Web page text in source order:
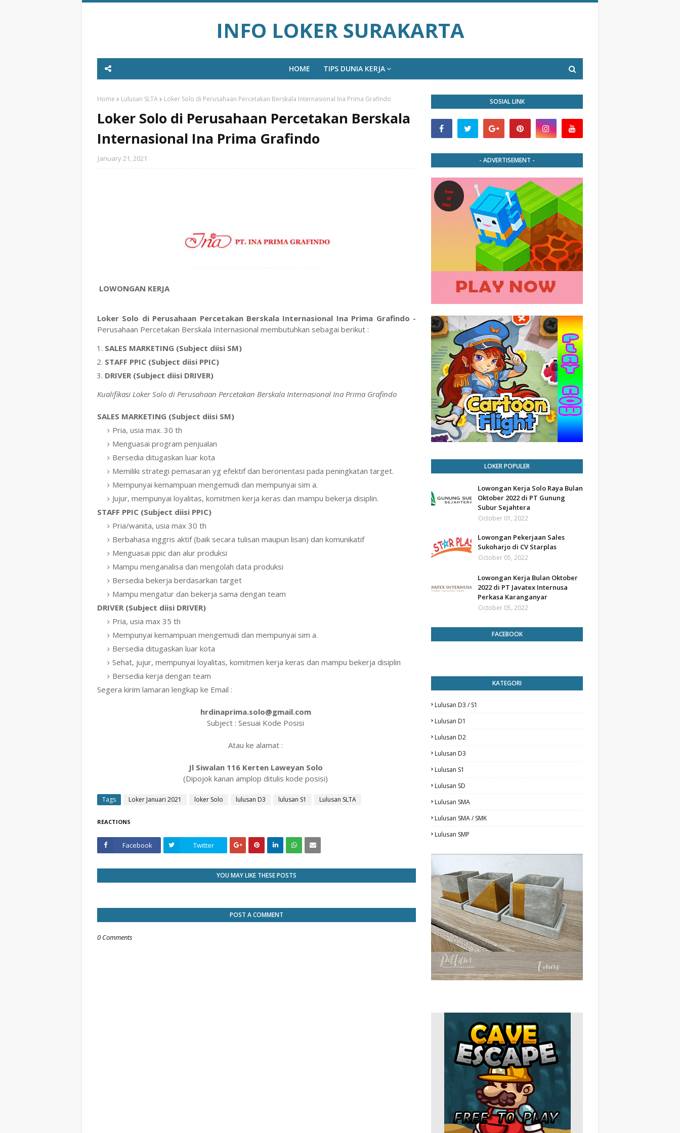
INFO LOKER SURAKARTA
HOME TIPS DUNIA KERJA
Home Lulusan SLTA Loker Solo di Perusahaan Percetakan Berskala Internasional Ina Prima Grafindo
Loker Solo di Perusahaan Percetakan Berskala
Internasional Ina Prima Grafindo
January 21, 2021
LOWONGAN KERJA
Loker Solo di Perusahaan Percetakan Berskala Internasional Ina Prima Grafindo -
Perusahaan Percetakan Berskala Internasional membutuhkan sebagai berikut :
SALES MARKETING (Subject diisi SM)
STAFF PPIC (Subject diisi PPIC)
DRIVER (Subject diisi DRIVER)
Kualifikasi Loker Solo di Perusahaan Percetakan Berskala Internasional Ina Prima Grafindo
SALES MARKETING (Subject diisi SM)
Pria, usia max. 30 th
Menguasai program penjualan
Bersedia ditugaskan luar kota
Memiliki strategi pemasaran yg efektif dan berorientasi pada peningkatan target.
Mempunyai kemampuan mengemudi dan mempunyai sim a.
Jujur, mempunyai loyalitas, komitmen kerja keras dan mampu bekerja disiplin.
STAFF PPIC (Subject diisi PPIC)
Pria/wanita, usia max 30 th
Berbahasa inggris aktif (baik secara tulisan maupun lisan) dan komunikatif
Menguasai ppic dan alur produksi
Mampu menganalisa dan mengolah data produksi
Bersedia bekerja berdasarkan target
Mampu mengatur dan bekerja sama dengan team
DRIVER (Subject diisi DRIVER)
Pria, usia max 35 th
Mempunyai kemampuan mengemudi dan mempunyai sim a.
Bersedia ditugaskan luar kota
Sehat, jujur, mempunyai loyalitas, komitmen kerja keras dan mampu bekerja disiplin
Bersedia kerja dengan team
Segera kirim lamaran lengkap ke Email :
hrdinaprima.solo@gmail.com
Subject : Sesuai Kode Posisi
Atau ke alamat :
Jl Siwalan 116 Kerten Laweyan Solo
(Dipojok kanan amplop ditulis kode posisi)
Tags Loker Januari 2021 loker Solo lulusan D3 lulusan S1 Lulusan SLTA
REACTIONS
Facebook Twitter
YOU MAY LIKE THESE POSTS
POST A COMMENT
0 Comments
SOSIAL LINK
- ADVERTISEMENT -
LOKER POPULER
Lowongan Kerja Solo Raya Bulan
Oktober 2022 di PT Gunung
Subur Sejahtera
October 01, 2022
Lowongan Pekerjaan Sales
Sukoharjo di CV Starplas
October 05, 2022
Lowongan Kerja Bulan Oktober
2022 di PT Javatex Internusa
Perkasa Karanganyar
October 05, 2022
FACEBOOK
KATEGORI
Lulusan D3 / S1
Lulusan D1
Lulusan D2
Lulusan D3
Lulusan S1
Lulusan SD
Lulusan SMA
Lulusan SMA / SMK
Lulusan SMP